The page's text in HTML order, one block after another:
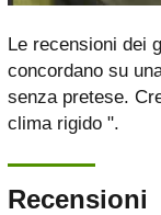
Le recensioni dei
concordano su
senza pretese.
clima rigido ".
Recensioni